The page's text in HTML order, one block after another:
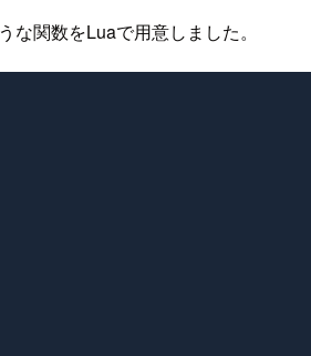
関数をLuaで用意しました。